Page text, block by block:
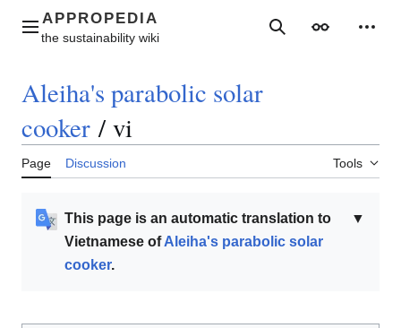
contentMain menu SearchAppearance
Aleiha's parabolic solar
cooker / vi
Page Discussion Tools
▼
This page is an automatic translation to
Vietnamese ofAleiha's parabolic solar
cooker.